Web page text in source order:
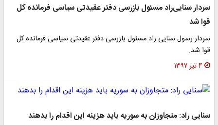
سردار سنایی‌راد مسئول بازرسی دفتر عقیدتی سیاسی فرمانده کل
قوا شد
سردار رسول سنایی راد مسئول بازرسی دفتر عقیدتی سیاسی فرمانده کل
قوا شد.
۴ تیر ۱۳۹۷
سنایی راد: متجاوزان به سوریه باید هزینه این اقدام را بدهند